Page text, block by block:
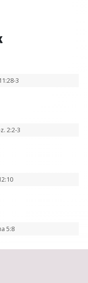
3
2:2-3
5:8